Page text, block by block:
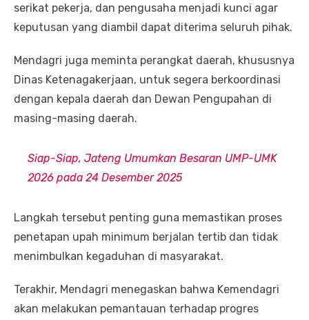
serikat pekerja, dan pengusaha menjadi kunci agar
keputusan yang diambil dapat diterima seluruh pihak.
Mendagri juga meminta perangkat daerah, khususnya
Dinas Ketenagakerjaan, untuk segera berkoordinasi
dengan kepala daerah dan Dewan Pengupahan di
masing-masing daerah.
Siap-Siap, Jateng Umumkan Besaran UMP-UMK
2026 pada 24 Desember 2025
Langkah tersebut penting guna memastikan proses
penetapan upah minimum berjalan tertib dan tidak
menimbulkan kegaduhan di masyarakat.
Terakhir, Mendagri menegaskan bahwa Kemendagri
akan melakukan pemantauan terhadap progres